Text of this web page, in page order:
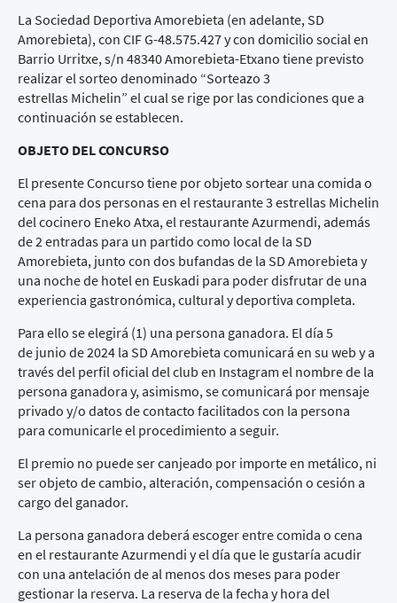
La Sociedad Deportiva Amorebieta (en adelante, SD
Amorebieta), con CIF G -48.575.427 y con domicilio social en
Ba rrio Urritxe, s/n 48340 Amorebieta-Etxano tiene previsto
realizar el sorteo denominado “Sorteazo 3
estrellas Michelin” el cual se rige por las condiciones que a
continuación se establecen.
OBJETO DEL CONCURSO
El presente Concurso tiene por objeto sortear una comida o
cena para dos personas en el restaurante 3 estrellas Michelin
del cocinero Eneko Atxa, el restaurante Azurmendi, además
de 2 entradas para un partido como local de la SD
Amorebieta, junto con dos bufandas de la SD Amorebieta y
una noche de hotel en Euskadi para poder disfrutar de una
experiencia gastronómica, cultural y deportiva completa.
Para ello se elegirá (1) una persona ganadora. El día 5
de junio de 2024 la SD Amorebieta comunicará en su web y a
través del perfil oficial del club en Instagram el nombre de la
persona ganadora y, asimismo, se comunicará por mensaje
privado y/o datos de contacto facilitados con la persona
para comunicarle el procedimiento a seguir.
El premio no puede ser canjeado por importe en metálico, ni
ser objeto de cambio, alteración, compensación o cesión a
cargo del ganador.
La persona ganadora deberá escoger entre comida o cena
en el restaurante Azurmendi y el día que le gustaría acudir
con una antelación de al menos dos meses para poder
gestionar la reserva. La reserva de la fecha y hora del